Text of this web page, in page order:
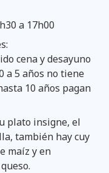
a 17h00
cena y desayuno
a 5 años no tiene
10 años pagan
plato insigne, el
también hay cuy
maíz y en